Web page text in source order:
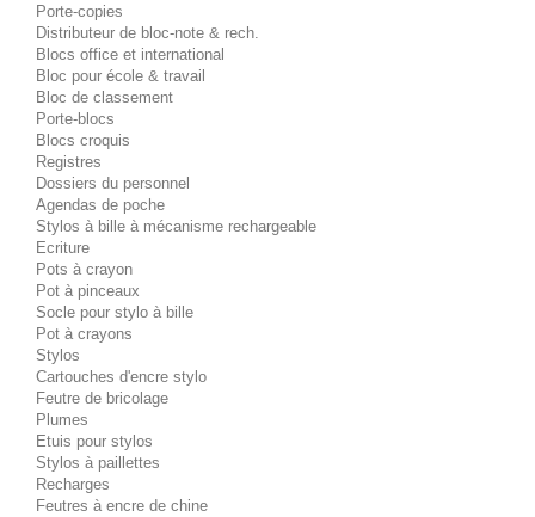
Porte-copies
Distributeur de bloc-note & rech.
Blocs office et international
Bloc pour école & travail
Bloc de classement
Porte-blocs
Blocs croquis
Registres
Dossiers du personnel
Agendas de poche
Stylos à bille à mécanisme rechargeable
Ecriture
Pots à crayon
Pot à pinceaux
Socle pour stylo à bille
Pot à crayons
Stylos
Cartouches d'encre stylo
Feutre de bricolage
Plumes
Etuis pour stylos
Stylos à paillettes
Recharges
Feutres à encre de chine